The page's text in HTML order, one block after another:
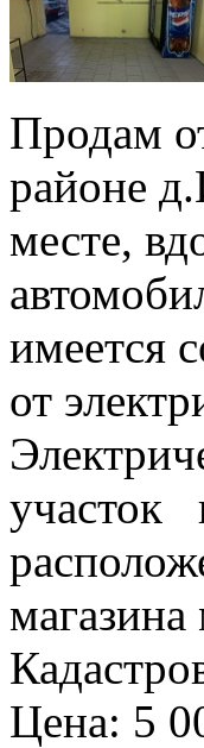
Продам
районе
месте,
имеется
от
участок
магазина
Цена: 5